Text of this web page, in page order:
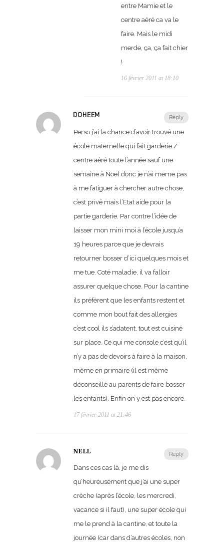
entre Mamie et le
centre aéré ca va le
faire. Mais le midi
merde, ça, ça fait chier
!
16 février 2011 at 18:10
Reply
DOHEEM
Perso j’ai la chance d’avoir trouvé une
école maternelle qui fait garderie /
centre aéré toute l’année sauf une
semaine à Noel donc je n’ai meme pas
à me fatiguer à chercher autre chose,
c’est privé mais l’Etat aide pour la
partie garderie. Par contre l’idée de
laisser mon mini moi à l’école jusqu’a
19 heures parce que je devrais
retourner bosser d’ici quelques mois et
me tue. Coté maladie, il va falloir
assurer quelque chose. Pour la cantine
ils préfèrent que les enfants restent et
comme mon bout fait des allergies
c’est cool ils s’adatent, tout est cuisiné
sur place. Ce qui me console c’est qu’il
n’y a pas de devoirs à faire à la maison,
même en primaire (il est même
déconseillé au parents de faire bosser
les enfants). Enfin on y est pas encore.
17 février 2011 at 21:46
Reply
NELL
Dans ces cas là, je me dis
qu’heureusement que j’ai une super
crèche (après l’école, les mercredi,
vacance si il faut), une super école qui
me le prend à la cantine, et toute la
journée (car dans d’autres écoles, non